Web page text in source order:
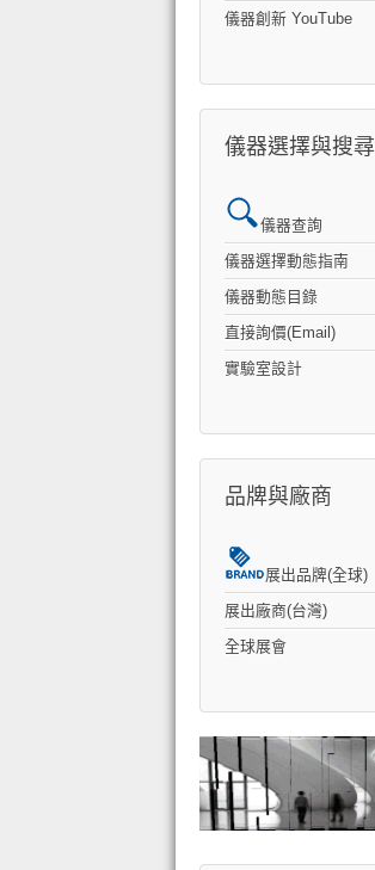
儀器創新 YouTube
儀器選擇與搜尋
儀器查詢
儀器選擇動態指南
儀器動態目錄
直接詢價(Email)
實驗室設計
品牌與廠商
展出品牌(全球)
展出廠商(台灣)
全球展會